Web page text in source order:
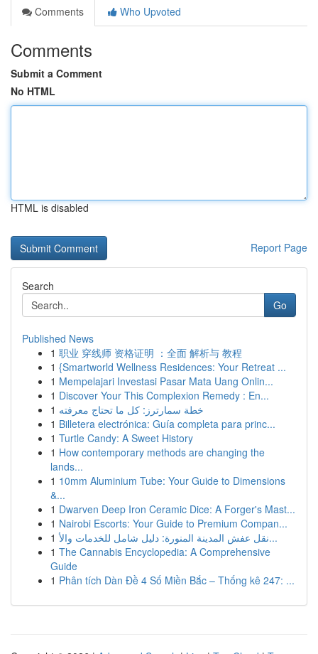
Comments
Who Upvoted
Comments
Submit a Comment
No HTML
HTML is disabled
Report Page
Search
Go
Published News
1 职业 穿线师 资格证明 ：全面 解析与 教程
1 {Smartworld Wellness Residences: Your Retreat ...
1 Mempelajari Investasi Pasar Mata Uang Onlin...
1 Discover Your This Complexion Remedy : En...
1 خطة سمارترز: كل ما تحتاج معرفته
1 Billetera electrónica: Guía completa para princ...
1 Turtle Candy: A Sweet History
1 How contemporary methods are changing the
lands...
1 10mm Aluminium Tube: Your Guide to Dimensions
&...
1 Dwarven Deep Iron Ceramic Dice: A Forger's Mast...
1 Nairobi Escorts: Your Guide to Premium Compan...
1
نقل عفش المدينة المنورة: دليل شامل للخدمات والأ...
1 The Cannabis Encyclopedia: A Comprehensive
Guide
1 Phân tích Dàn Đề 4 Số Miền Bắc – Thống kê 247: ...